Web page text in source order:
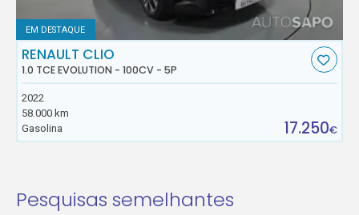
EM DESTAQUE
RENAULT CLIO
1.0 TCE EVOLUTION - 100CV - 5P
2022
58.000 km
Gasolina
17.250€
Pesquisas semelhantes